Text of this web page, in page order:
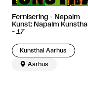
Fernisering - Napalm
Kunst: Napalm Kunsthal
- 17
Kunsthal Aarhus
 Aarhus